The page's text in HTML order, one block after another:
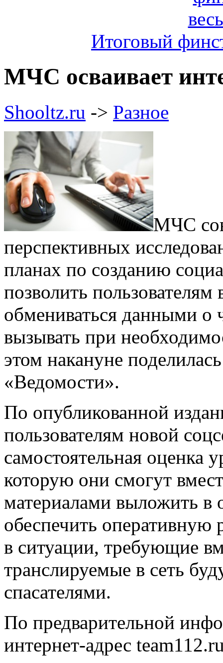
Итоговый
МЧС осваивает
Shooltz.ru -> Разное
МЧС
перспективных
планах по созданию
позволить
обмениваться данными о
вызывать при
этом накануне
«Ведомости».
По опубликованной
пользователям новой
самостоятельная оценка
которую они смогут
материалами выложить в
обеспечить
в ситуации, требующие
транслируемые в сеть
спасателями.
По предварительной
интернет-адрес